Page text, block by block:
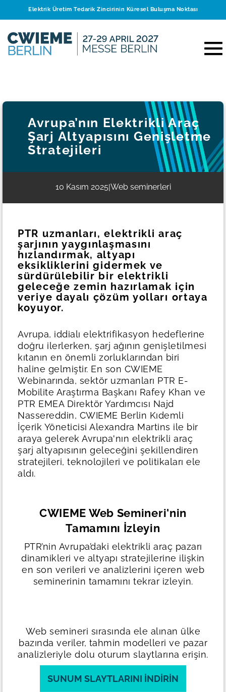
Elektrik Üretim Tedarik Zincirinin Küresel Buluşma Noktası
Avrupa’nın Elektrikli Araç
Şarj Altyapısını Genişletme
Stratejileri
10 Kasım 2025|Web seminerleri
PTR uzmanları, elektrikli araç
şarjının yaygınlaşmasını
hızlandırmak, altyapı
eksikliklerini gidermek ve
sürdürülebilir bir elektrikli
geleceğe zemin hazırlamak için
veriye dayalı çözüm yolları ortaya
koyuyor.
Avrupa, iddialı elektrifikasyon hedeflerine
doğru ilerlerken, şarj ağının genişletilmesi
kıtanın en önemli zorluklarından biri
haline gelmiştir. En son CWIEME
Webinarında, sektör uzmanları PTR E-
Mobilite Araştırma Başkanı Rafey Khan ve
PTR EMEA Direktör Yardımcısı Najd
Nassereddin, CWIEME Berlin Kıdemli
İçerik Yöneticisi Alexandra Martins ile bir
araya gelerek Avrupa'nın elektrikli araç
şarj altyapısının geleceğini şekillendiren
stratejileri, teknolojileri ve politikaları ele
aldı.
CWIEME Web Semineri'nin
Tamamını İzleyin
PTR’nin Avrupa’daki elektrikli araç pazarı
dinamikleri ve altyapı stratejilerine ilişkin
en son verileri ve analizlerini içeren web
seminerinin tamamını tekrar izleyin.
Web semineri sırasında ele alınan ülke
bazında veriler, tahmin modelleri ve pazar
analizleriyle dolu oturum slaytlarına erişin.
SUNUM SLAYTLARINI İNDIRIN